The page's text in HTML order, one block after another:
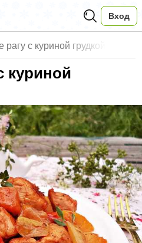
Вход
с куриной грудкой
куриной